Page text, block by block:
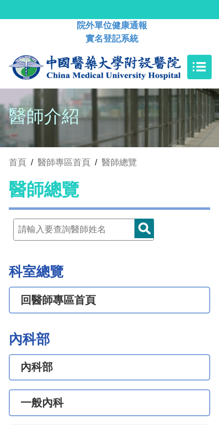
院外單位健康通報
實名登記系統
醫師介紹
首頁 / 醫師專區首頁 / 醫師總覽
醫師總覽
科室總覽
回醫師專區首頁
內科部
內科部
一般內科